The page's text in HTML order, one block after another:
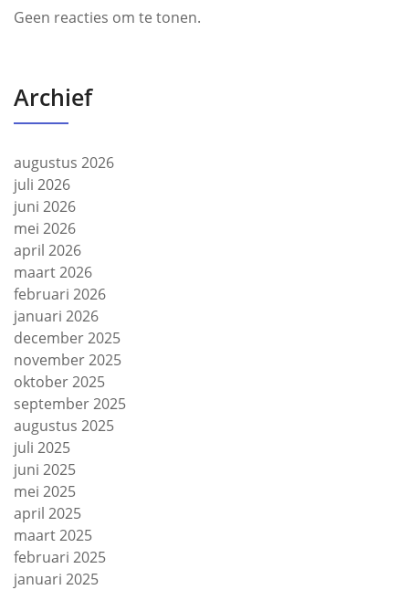
Geen reacties om te tonen.
Archief
augustus 2026
juli 2026
juni 2026
mei 2026
april 2026
maart 2026
februari 2026
januari 2026
december 2025
november 2025
oktober 2025
september 2025
augustus 2025
juli 2025
juni 2025
mei 2025
april 2025
maart 2025
februari 2025
januari 2025